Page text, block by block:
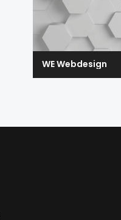
WE Webdesign